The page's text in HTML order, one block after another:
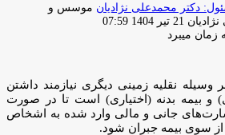
موسس و
ارسال
ایمیل
21 تیر 1404 07:59
وسیله نقلیه زمینی دیگری نیازمند داشتن
و بیمه بدنه (اختیاری) است تا در صورت
جانی و مالی وارد شده به اشخاص
از سوی بیمه جبران شود.